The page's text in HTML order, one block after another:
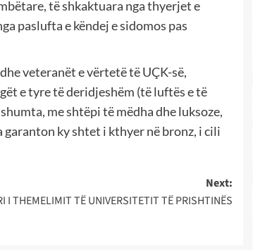
të shkaktuara nga thyerjet e
paslufta e këndej e sidomos pas
veteranët e vërtetë të UÇK-së,
e tyre të deridjeshëm (të luftës e të
me shtëpi të mëdha dhe luksoze,
ky shtet i kthyer në bronz, i cili
Next:
I THEMELIMIT TË UNIVERSITETIT TË PRISHTINËS